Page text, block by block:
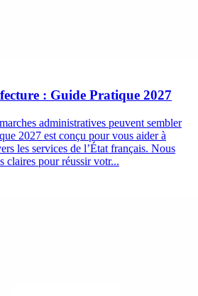
: Guide Pratique 2027
administratives peuvent sembler
2027 est conçu pour vous aider à
les services de l’État français. Nous
claires pour réussir votr...